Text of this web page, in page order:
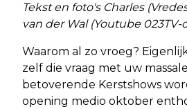
Tekst en foto's Charles
van der Wal (Youtube 023TV-
Waarom al zo vroeg?
zelf die vraag met uw
betoverende Kerstshows
opening medio oktober